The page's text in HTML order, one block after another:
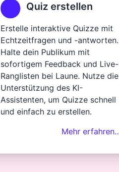
Quiz erstellen
Erstelle interaktive Quizze mit
Echtzeitfragen und -antworten.
Halte dein Publikum mit
sofortigem Feedback und Live-
Ranglisten bei Laune. Nutze die
Unterstützung des KI-
Assistenten, um Quizze schnell
und einfach zu erstellen.
Mehr